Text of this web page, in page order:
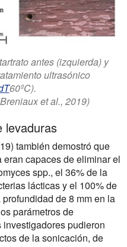
antes (izquierda) y
ultrasónico
60ºC).
et al., 2019)
levaduras
también demostró que
capaces de eliminar el
spp., el 36% de la
lácticas y el 100% de
de 8 mm en la
parámetros de
pudieron
de la sonicación, de